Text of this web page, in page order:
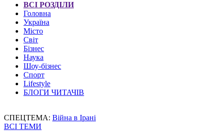
ВСІ РОЗДІЛИ
Головна
Україна
Місто
Світ
Бізнес
Наука
Шоу-бізнес
Спорт
Lifestyle
БЛОГИ ЧИТАЧІВ
СПЕЦТЕМА: Війна в Ірані
ВСІ ТЕМИ